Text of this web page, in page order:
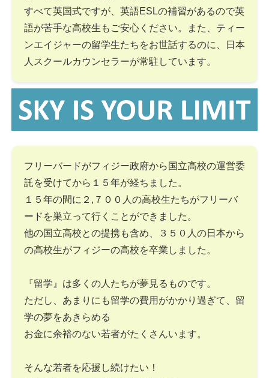
すべて英国式ですが、英語ESLの補習があるので英
語が苦手な高校生もご安心ください。また、ティー
ンエイジャーの留学生たちをお世話するのに、日本
人スクールカウンセラーが常駐しています。
フリーバードがフィジー政府から国立高校の運営委
託を受けてから１５年が経ちました。
１５年の間に２,７００人の高校生たちがフリーバ
ードを巣立って行くことができました。
他の国立高校との提携も含め、３５０人の日本から
の高校生がフィジーの高校を卒業しました。
『留学』は多くの人たちが夢見るものです。
ただし、あまりにも留学の費用がかかり過ぎて、留
学の夢をあきらめる
お金に余裕のない若者がたくさんいます。
そんな若者を応援し続けたい！